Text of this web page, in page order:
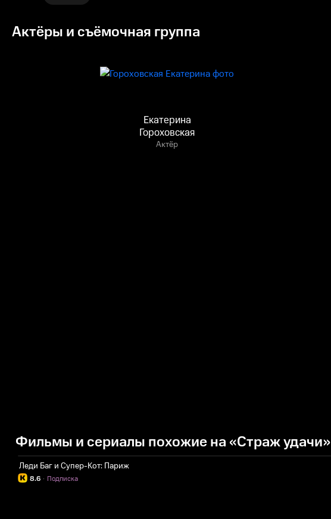
Актёры и съёмочная группа
Екатерина
Гороховская
Актёр
Фильмы и сериалы похожие на «Страж удачи»
Леди Баг и Супер-Кот: Париж
8.6 Подписка
·